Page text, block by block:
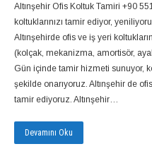
Altınşehir Ofis Koltuk Tamiri +90
koltuklarınızı tamir ediyor,
Altınşehirde ofis ve iş yeri
(kolçak, mekanizma, amortisör,
Gün içinde tamir hizmeti sunuyor,
şekilde onarıyoruz. Altınşehir de
tamir ediyoruz. Altınşehir…
Devamını Oku